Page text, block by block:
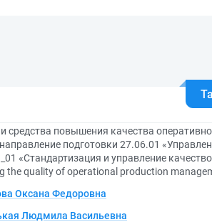
средства повышения качества
подготовки 27.06.01
«Стандартизация и управление
the quality of operational production
Оксана Федоровна
Людмила Васильевна